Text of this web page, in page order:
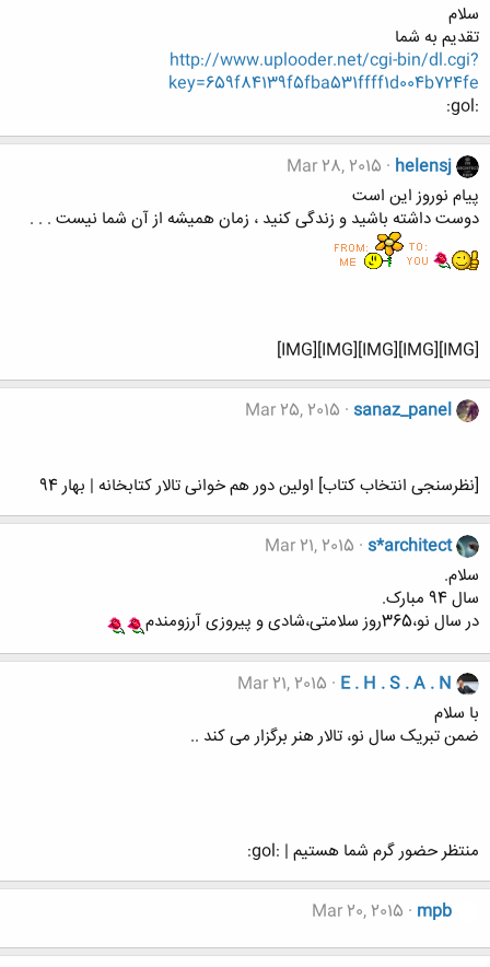
سلام
تقدیم به شما
http://www.uplooder.net/cgi-bin/dl.cgi?
key=659f84139f5fba531ffff1d004b724fe
:gol:
helensj
Mar 28, 2015
پیام نوروز این است
دوست داشته باشید و زندگی کنید ، زمان همیشه از آن شما نیست . . .
[IMG][IMG][IMG][IMG][IMG]
sanaz_panel
Mar 25, 2015
[نظرسنجی انتخاب کتاب] اولین دور هم خوانی تالار کتابخانه | بهار 94
s*architect
Mar 21, 2015
سلام.
سال 94 مبارک.
در سال نو،365روز سلامتی،شادی و پیروزی آرزومندم
E . H . S . A . N
Mar 21, 2015
با سلام
ضمن تبریک سال نو، تالار هنر برگزار می کند ..
منتظر حضور گرم شما هستیم | :gol:
mpb
Mar 20, 2015